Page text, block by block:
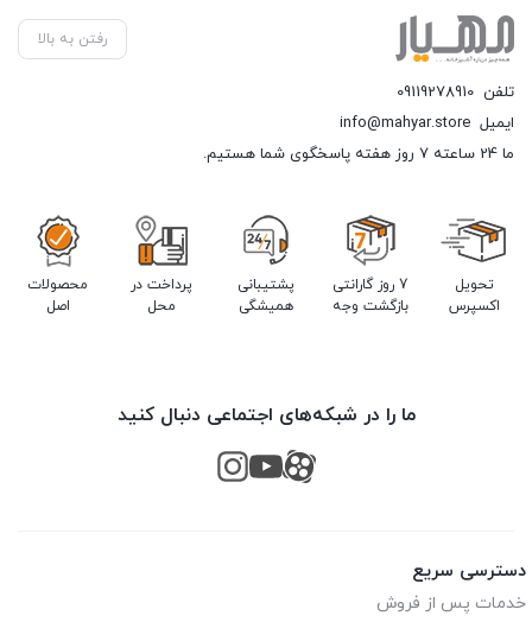
رفتن به بالا
تلفن 09119278910
ایمیل info@mahyar.store
ما 24 ساعته 7 روز هفته پاسخگوی شما هستیم.
تحویل
اکسپرس
7 روز گارانتی
بازگشت وجه
پشتیبانی
همیشگی
پرداخت در
محل
محصولات
اصل
ما را در شبکه‌های اجتماعی دنبال کنید
دسترسی سریع
خدمات پس از فروش